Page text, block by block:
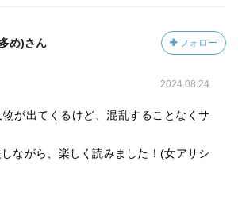
め)さん フォロー
2024.08.24
が出てくるけど、混乱することなくサ
ながら、楽しく読みました！(女アサシ